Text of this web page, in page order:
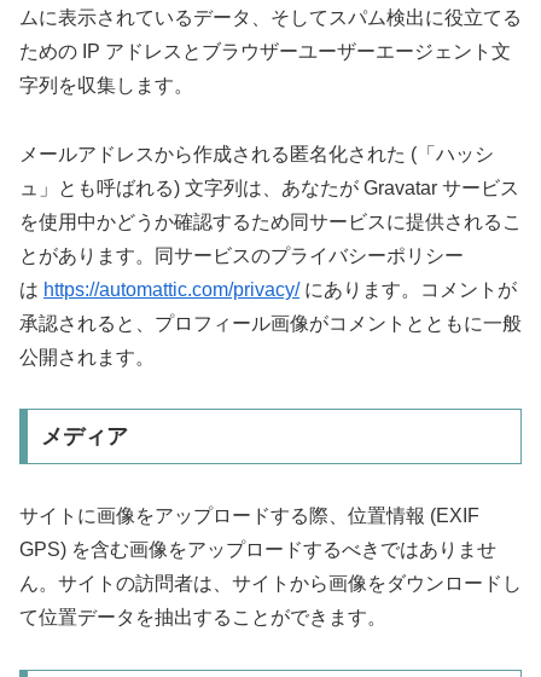
ムに表示されているデータ、そしてスパム検出に役立てる
ための IP アドレスとブラウザーユーザーエージェント文
字列を収集します。
メールアドレスから作成される匿名化された (「ハッシ
ュ」とも呼ばれる) 文字列は、あなたが Gravatar サービス
を使用中かどうか確認するため同サービスに提供されるこ
とがあります。同サービスのプライバシーポリシー
は https://automattic.com/privacy/にあります。コメントが
承認されると、プロフィール画像がコメントとともに一般
公開されます。
メディア
サイトに画像をアップロードする際、位置情報 (EXIF
GPS) を含む画像をアップロードするべきではありませ
ん。サイトの訪問者は、サイトから画像をダウンロードし
て位置データを抽出することができます。